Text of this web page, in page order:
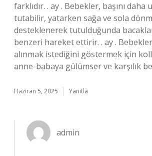
farklıdır. . ay . Bebekler, başını
tutabilir, yatarken sağa ve sola
desteklenerek tutulduğunda
benzeri hareket ettirir. . ay .
alınmak istediğini göstermek için
anne-babaya gülümser ve karşılık
Haziran 5, 2025 Yanıtla
admin